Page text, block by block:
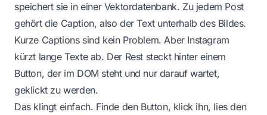
speichert sie in einer Vektordatenbank. Zu jedem Post
gehört die Caption, also der Text unterhalb des Bildes.
Kurze Captions sind kein Problem. Aber Instagram
kürzt lange Texte ab. Der Rest steckt hinter einem
Button, der im DOM steht und nur darauf wartet,
geklickt zu werden.
Das klingt einfach. Finde den Button, klick ihn, lies den